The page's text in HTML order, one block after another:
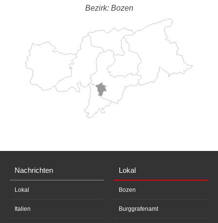
Bezirk: Bozen
Nachrichten
Lokal
Italien
Lokal
Bozen
Burggrafenamt